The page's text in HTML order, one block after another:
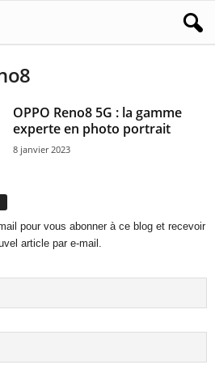
OPPO Reno8 5G : la gamme
experte en photo portrait
8 janvier 2023
pour vous abonner à ce blog et recevoir
article par e-mail.